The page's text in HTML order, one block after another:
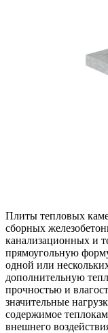
Плиты тепловых
сборных
канализационных и
прямоугольную
одной или
дополнительную
прочностью и
значительные
содержимое
внешнего